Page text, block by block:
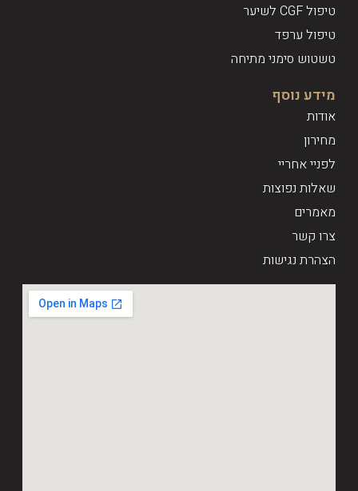
טיפול CGF לשיער
טיפול ערפד
טשטוש סימני מתיחה
מידע נוסף
אודות
מחירון
לפניי אחריי
שאלות נפוצות
מאמרים
צרו קשר
הצהרת נגישות